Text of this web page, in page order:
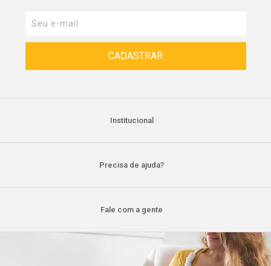
Institucional
Precisa de ajuda?
Fale com a gente